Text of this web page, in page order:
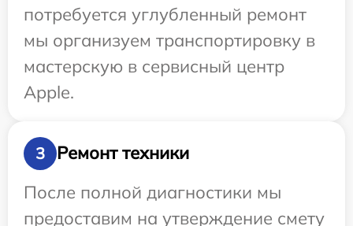
потребуется углубленный ремонт
мы организуем транспортировку в
мастерскую в сервисный центр
Apple.
3
Ремонт техники
После полной диагностики мы
предоставим на утверждение смету